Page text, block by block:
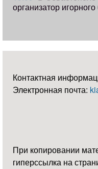
организатор
Контактная
Электронная почта:
При копировании
гиперссылка на